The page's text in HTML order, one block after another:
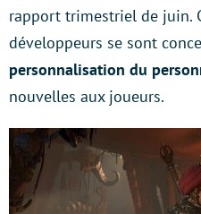
rapport trimestriel de juin.
développeurs se sont
personnalisation du
nouvelles aux joueurs.